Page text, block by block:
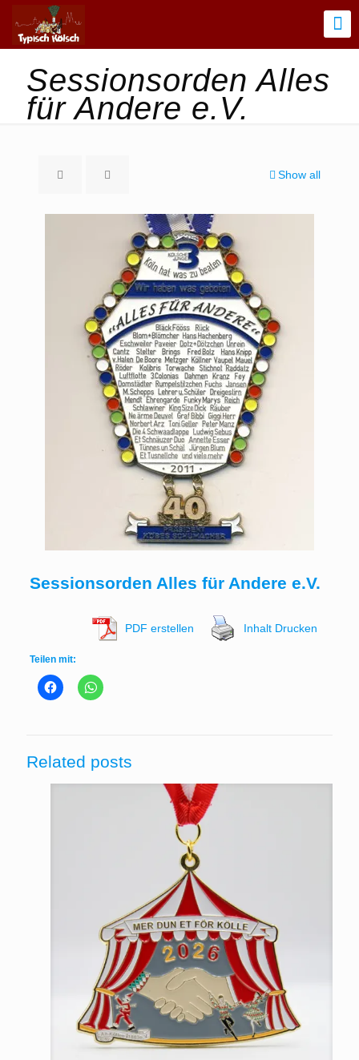
Sessionsorden Alles
für Andere e.V.
Show all
Sessionsorden Alles für Andere e.V.
PDF erstellen Inhalt Drucken
Teilen mit:
Related posts